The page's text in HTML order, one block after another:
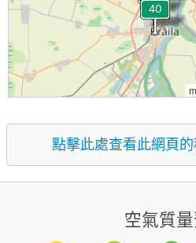
點擊此處查看此網頁的
空氣質